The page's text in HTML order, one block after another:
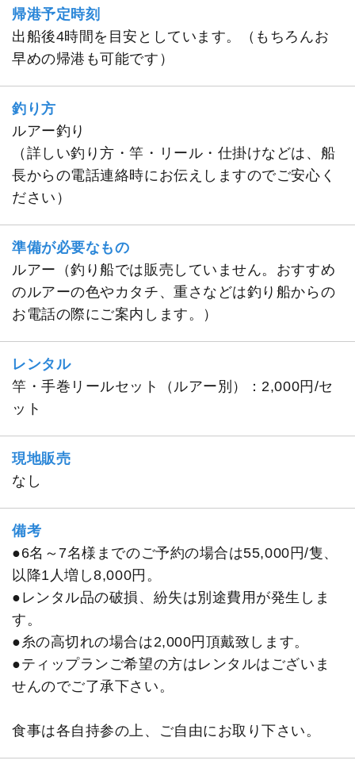
帰港予定時刻
出船後4時間を目安としています。（もちろんお
早めの帰港も可能です）
釣り方
ルアー釣り
（詳しい釣り方・竿・リール・仕掛けなどは、船
長からの電話連絡時にお伝えしますのでご安心く
ださい）
準備が必要なもの
ルアー（釣り船では販売していません。おすすめ
のルアーの色やカタチ、重さなどは釣り船からの
お電話の際にご案内します。）
レンタル
竿・手巻リールセット（ルアー別）：2,000円/セ
ット
現地販売
なし
備考
●6名～7名様までのご予約の場合は55,000円/隻、
以降1人増し8,000円。
●レンタル品の破損、紛失は別途費用が発生しま
す。
●糸の高切れの場合は2,000円頂戴致します。
●ティップランご希望の方はレンタルはございま
せんのでご了承下さい。
食事は各自持参の上、ご自由にお取り下さい。